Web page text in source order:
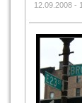
12.09.2008 -